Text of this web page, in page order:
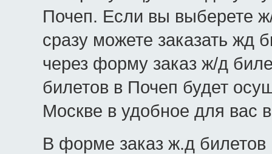
Почеп. Если вы выберете
сразу можете заказать жд
через форму заказ ж/д
билетов в Почеп будет
Москве в удобное для вас
В форме заказ ж.д